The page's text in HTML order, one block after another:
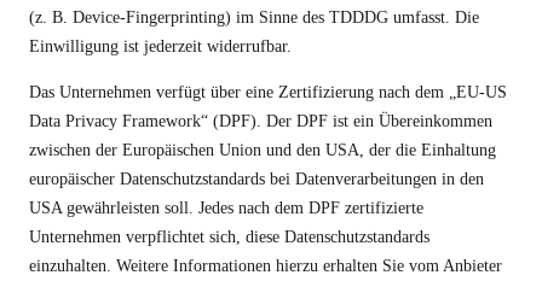
(z. B. Device-Fingerprinting) im Sinne des TDDDG umfasst. Die
Einwilligung ist jederzeit widerrufbar.
Das Unternehmen verfügt über eine Zertifizierung nach dem „EU-US
Data Privacy Framework“ (DPF). Der DPF ist ein Übereinkommen
zwischen der Europäischen Union und den USA, der die Einhaltung
europäischer Datenschutzstandards bei Datenverarbeitungen in den
USA gewährleisten soll. Jedes nach dem DPF zertifizierte
Unternehmen verpflichtet sich, diese Datenschutzstandards
einzuhalten. Weitere Informationen hierzu erhalten Sie vom Anbieter